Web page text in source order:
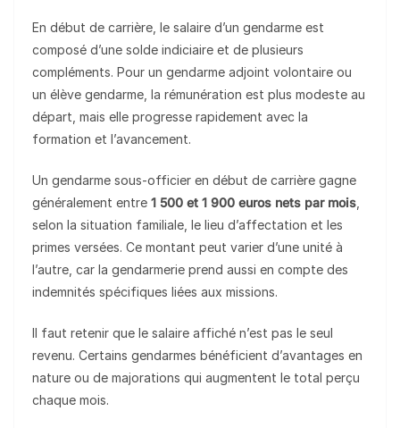
En début de carrière, le salaire d’un gendarme est
composé d’une solde indiciaire et de plusieurs
compléments. Pour un gendarme adjoint volontaire ou
un élève gendarme, la rémunération est plus modeste au
départ, mais elle progresse rapidement avec la
formation et l’avancement.
Un gendarme sous-officier en début de carrière gagne
généralement entre 1 500 et 1 900 euros nets par mois
selon la situation familiale, le lieu d’affectation et les
primes versées. Ce montant peut varier d’une unité à
l’autre, car la gendarmerie prend aussi en compte des
indemnités spécifiques liées aux missions.
Il faut retenir que le salaire affiché n’est pas le seul
revenu. Certains gendarmes bénéficient d’avantages en
nature ou de majorations qui augmentent le total perçu
chaque mois.